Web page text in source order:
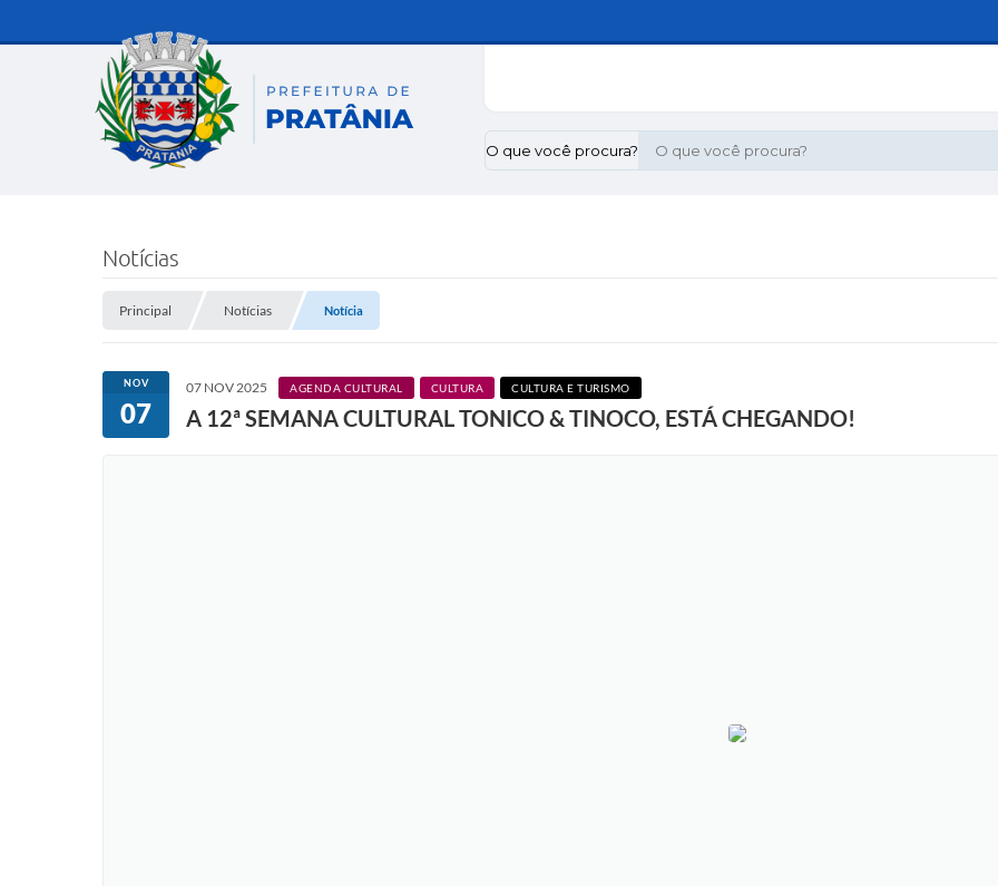
O que você procura?
Notícias
Principal Notícias Notícia
NOV
07
07 NOV 2025 AGENDA CULTURAL CULTURA CULTURA E TURISMO
A 12ª SEMANA CULTURAL TONICO & TINOCO, ESTÁ CHEGANDO!